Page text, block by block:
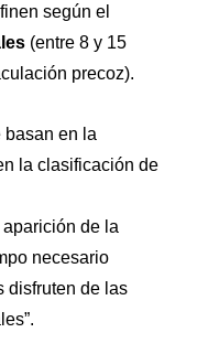
según el
(entre 8 y 15
precoz).
basan en la
la clasificación de
de la
necesario
disfruten de las